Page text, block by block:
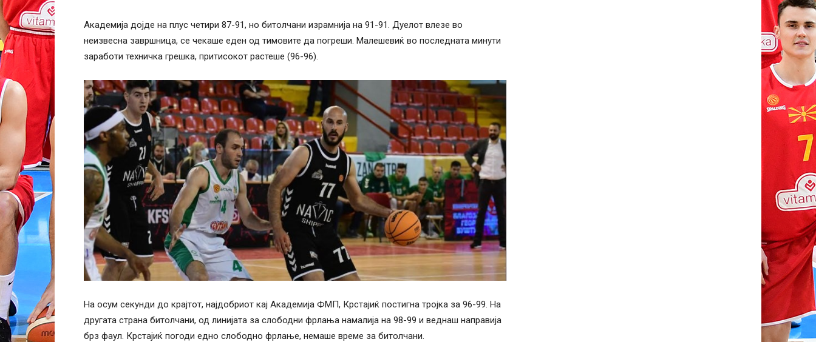
Академија дојде на плус четири 87-91, но битолчани израмнија на 91-91. Дуелот влезе во
неизвесна завршница, се чекаше еден од тимовите да погреши. Малешевиќ во последната минути
заработи техничка грешка, притисокот растеше (96-96).
На осум секунди до крајтот, најдобриот кај Академија ФМП, Крстајиќ постигна тројка за 96-99. На
другата страна битолчани, од линијата за слободни фрлања намалија на 98-99 и веднаш направија
брз фаул. Крстајиќ погоди едно слободно фрлање, немаше време за битолчани.